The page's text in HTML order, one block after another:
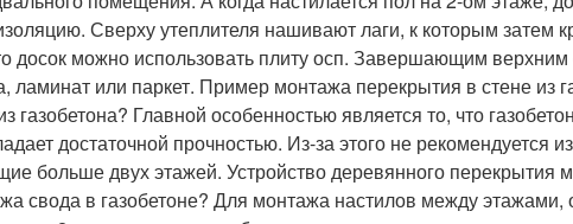
Сверху утеплителя нашивают лаги, к которым затем
досок можно использовать плиту осп. Завершающим
ламинат или паркет. Пример монтажа перекрытия в стене из
газобетона? Главной особенностью является то, что
достаточной прочностью. Из-за этого не рекомендуется
больше двух этажей. Устройство деревянного перекрытия
свода в газобетоне? Для монтажа настилов между этажами,